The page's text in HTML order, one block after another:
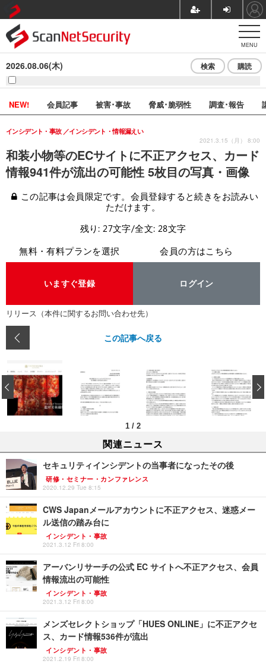
MENU
2026.08.06(木) 検索 購読
NEW! 会員記事 被害･事故 脅威･脆弱性 調査･報告
和装小物等のECサイトに不正アクセス、カード
情報941件が流出の可能性 5枚目の写真・画像
インシデント・事故 インシデント・情報漏えい
2021.3.15（月） 8:00
この記事は会員限定です。会員登録すると続きをお読みい
ただけます。
残り: 27文字/全文: 28文字
無料・有料プランを選択
いますぐ登録
会員の方はこちら
ログイン
リリース（本件に関するお問い合わせ先）
この記事へ戻る
1 / 2
‹
関連ニュース
セキュリティインシデントの当事者になったその後
研修・セミナー・カンファレンス
2020.12.29 Tue 8:15
CWS Japanメールアカウントに不正アクセス、迷惑メー
ル送信の踏み台に
インシデント・事故
2021.3.12 Fri 8:00
アーバンリサーチの公式 EC サイトへ不正アクセス、会員
情報流出の可能性
インシデント・事故
2021.3.12 Fri 8:00
メンズセレクトショップ「HUES ONLINE」に不正アクセ
ス、カード情報536件が流出
インシデント・事故
2021.2.19 Fri 8:00